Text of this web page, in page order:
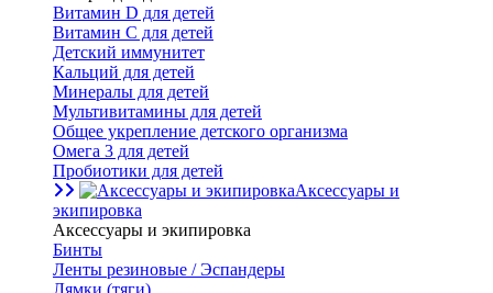
Витамин D для детей
Витамин С для детей
Детский иммунитет
Кальций для детей
Минералы для детей
Мультивитамины для детей
Общее укрепление детского организма
Омега 3 для детей
Пробиотики для детей
Аксессуары и
экипировка
Аксессуары и экипировка
Бинты
Ленты резиновые / Эспандеры
Лямки (тяги)